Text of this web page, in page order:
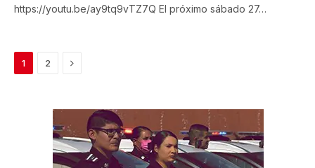
https://youtu.be/ay9tq9vTZ7Q El próximo sábado 27…
1 2 Next